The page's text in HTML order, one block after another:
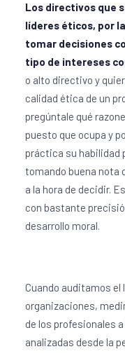
Los directivos que
líderes éticos, por
tomar decisiones
tipo de intereses
o alto directivo y
calidad ética de un
pregúntale qué
puesto que ocupa y
práctica su habilidad
tomando buena nota
a la hora de decidir.
con bastante
desarrollo moral.
Cuando auditamos el
organizaciones,
de los profesionales
analizadas desde la